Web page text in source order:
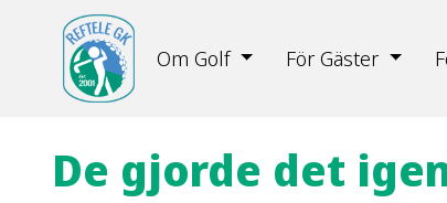
Om Golf För Gäster
De gjorde det